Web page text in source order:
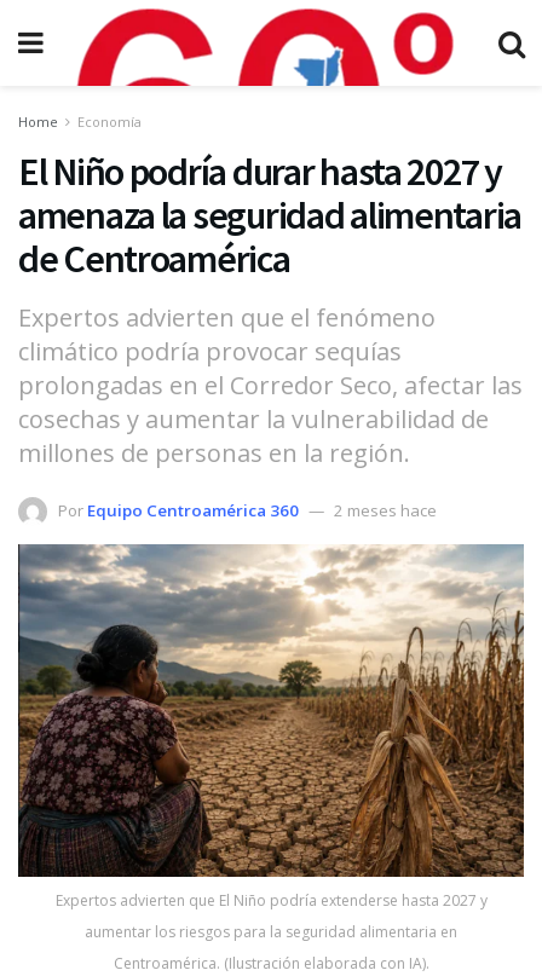
Home Economía
El Niño podría durar hasta 2027 y
amenaza la seguridad alimentaria
de Centroamérica
Expertos advierten que el fenómeno
climático podría provocar sequías
prolongadas en el Corredor Seco, afectar las
cosechas y aumentar la vulnerabilidad de
millones de personas en la región.
Por Equipo Centroamérica 360 2 meses hace
Expertos advierten que El Niño podría extenderse hasta 2027 y
aumentar los riesgos para la seguridad alimentaria en
Centroamérica. (Ilustración elaborada con IA).